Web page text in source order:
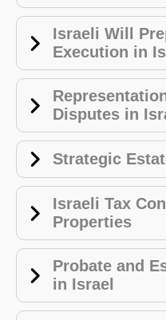
Israeli Will
Execution in
Disputes in
Strategic
Israeli Tax
Properties
Probate and
in Israel